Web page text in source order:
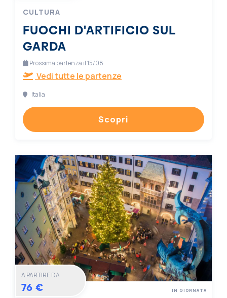
CULTURA
FUOCHI D'ARTIFICIO SUL
GARDA
Prossima partenza il 15/08
Vedi tutte le partenze
Italia
Scopri
A PARTIRE DA
76 € IN GIORNATA